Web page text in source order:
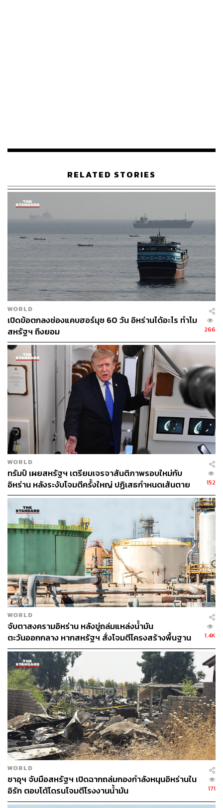
RELATED STORIES
WORLD
เปิดข้อตกลงช่องแคบฮอร์มุซ 60 วัน อิหร่านได้อะไร ทำไม
สหรัฐฯ ถึงยอม
266
WORLD
ทรัมป์ เผยสหรัฐฯ เตรียมเจรจาสันติภาพรอบใหม่กับ
อิหร่าน หลังระงับโจมตีครั้งใหญ่ ปฏิเสธกำหนดเส้นตาย
บรรลุข้อตกลง
152
WORLD
จับตาสงครามอิหร่าน หลังขู่ถล่มแหล่งน้ำมัน
ตะวันออกกลาง หากสหรัฐฯ สั่งโจมตีโครงสร้างพื้นฐาน
1.4K
WORLD
ซาอุฯ จับมือสหรัฐฯ เปิดฉากถล่มกองกำลังหนุนอิหร่านใน
อิรัก ตอบโต้โดรนโจมตีโรงงานน้ำมัน
171